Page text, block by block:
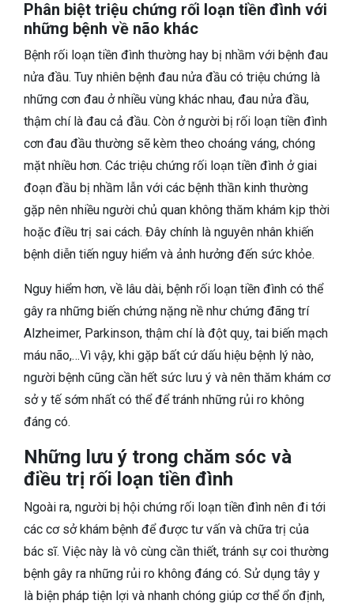
Phân biệt triệu chứng rối loạn tiền đình với
những bệnh về não khác
Bệnh rối loạn tiền đình thường hay bị nhầm với bệnh đau
nửa đầu. Tuy nhiên bệnh đau nửa đầu có triệu chứng là
những cơn đau ở nhiều vùng khác nhau, đau nửa đầu,
thậm chí là đau cả đầu. Còn ở người bị rối loạn tiền đình
cơn đau đầu thường sẽ kèm theo choáng váng, chóng
mặt nhiều hơn. Các triệu chứng rối loạn tiền đình ở giai
đoạn đầu bị nhầm lẫn với các bệnh thần kinh thường
gặp nên nhiều người chủ quan không thăm khám kịp thời
hoặc điều trị sai cách. Đây chính là nguyên nhân khiến
bệnh diễn tiến nguy hiểm và ảnh hưởng đến sức khỏe.
Nguy hiểm hơn, về lâu dài, bệnh rối loạn tiền đình có thể
gây ra những biến chứng nặng nề như chứng đãng trí
Alzheimer, Parkinson, thậm chí là đột quỵ, tai biến mạch
máu não,…Vì vậy, khi gặp bất cứ dấu hiệu bệnh lý nào,
người bệnh cũng cần hết sức lưu ý và nên thăm khám cơ
sở y tế sớm nhất có thể để tránh những rủi ro không
đáng có.
Những lưu ý trong chăm sóc và
điều trị rối loạn tiền đình
Ngoài ra, người bị hội chứng rối loạn tiền đình nên đi tới
các cơ sở khám bệnh để được tư vấn và chữa trị của
bác sĩ. Việc này là vô cùng cần thiết, tránh sự coi thường
bệnh gây ra những rủi ro không đáng có. Sử dụng tây y
là biện pháp tiện lợi và nhanh chóng giúp cơ thể ổn định,